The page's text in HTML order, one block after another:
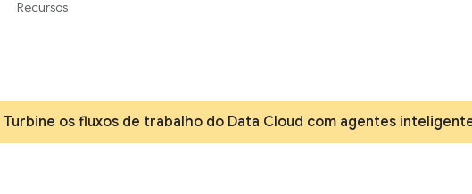
Turbine os fluxos de trabalho do Data Cloud com agentes
Recursos